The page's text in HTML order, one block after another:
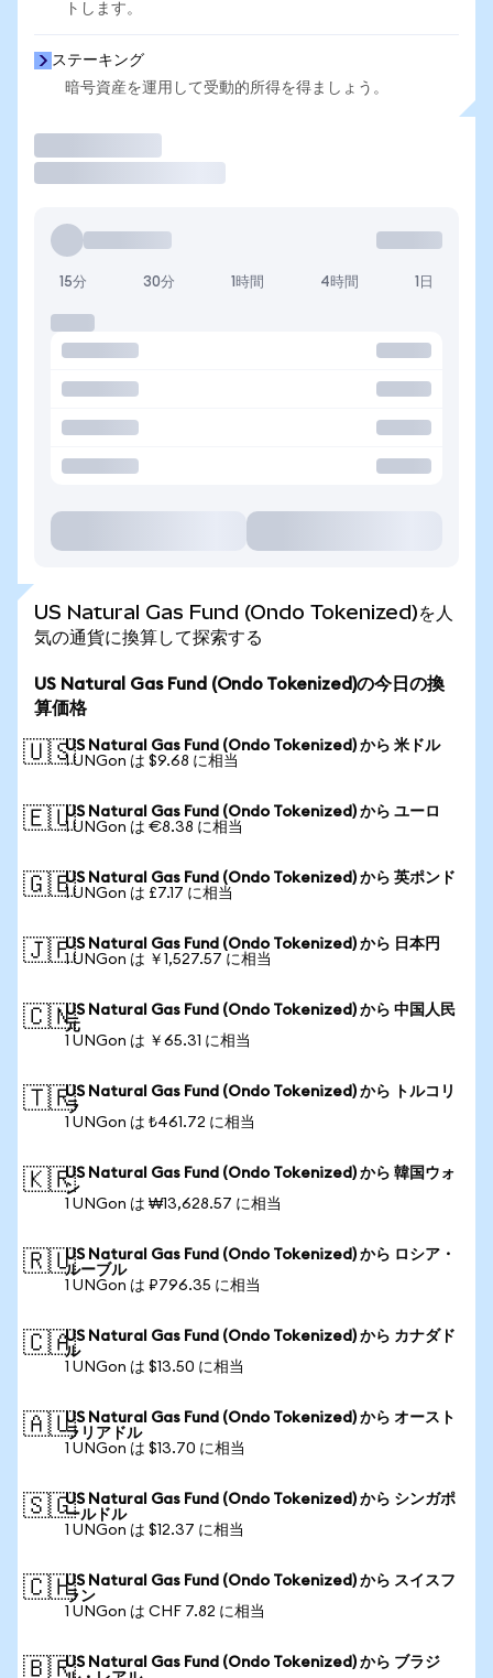
トします。
ステーキング
暗号資産を運用して受動的所得を得ましょう。
15分 30分 1時間 4時間 1日
US Natural Gas Fund (Ondo Tokenized)を人
気の通貨に換算して探索する
US Natural Gas Fund (Ondo Tokenized)の今日の換
算価格
🇺🇸US Natural Gas Fund (Ondo Tokenized) から 米ドル
1 UNGon は $9.68 に相当
🇪🇺US Natural Gas Fund (Ondo Tokenized) から ユーロ
1 UNGon は €8.38 に相当
🇬🇧US Natural Gas Fund (Ondo Tokenized) から 英ポンド
1 UNGon は £7.17 に相当
🇯🇵US Natural Gas Fund (Ondo Tokenized) から 日本円
1 UNGon は ￥1,527.57 に相当
🇨🇳US Natural Gas Fund (Ondo Tokenized) から 中国人民
元
1 UNGon は ￥65.31 に相当
🇹🇷US Natural Gas Fund (Ondo Tokenized) から トルコリ
ラ
1 UNGon は ₺461.72 に相当
🇰🇷US Natural Gas Fund (Ondo Tokenized) から 韓国ウォ
ン
1 UNGon は ₩13,628.57 に相当
🇷🇺US Natural Gas Fund (Ondo Tokenized) から ロシア・
ルーブル
1 UNGon は ₽796.35 に相当
🇨🇦US Natural Gas Fund (Ondo Tokenized) から カナダド
ル
1 UNGon は $13.50 に相当
🇦🇺US Natural Gas Fund (Ondo Tokenized) から オースト
ラリアドル
1 UNGon は $13.70 に相当
🇸🇬US Natural Gas Fund (Ondo Tokenized) から シンガポ
ールドル
1 UNGon は $12.37 に相当
🇨🇭US Natural Gas Fund (Ondo Tokenized) から スイスフ
ラン
1 UNGon は CHF 7.82 に相当
🇧🇷US Natural Gas Fund (Ondo Tokenized) から ブラジ